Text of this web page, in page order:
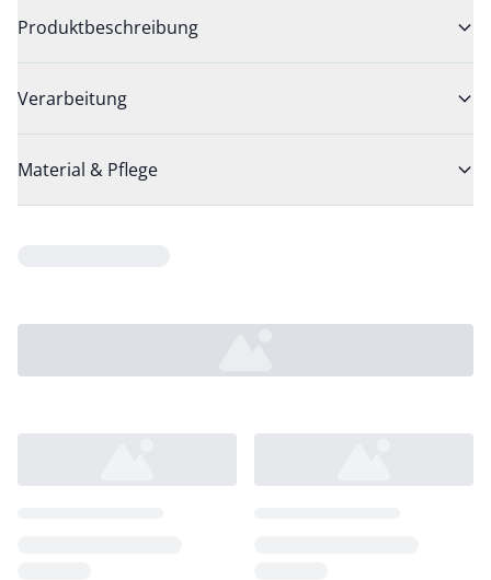
Produktbeschreibung
Verarbeitung
Material & Pflege